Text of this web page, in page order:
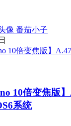
番茄小子
10倍变焦版
系统